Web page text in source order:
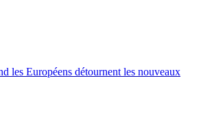
les Européens détournent les nouveaux